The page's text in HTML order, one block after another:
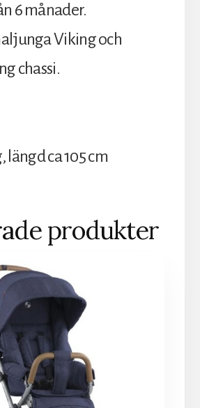
6 månader.
Viking och
chassi.
längd ca 105 cm
produkter